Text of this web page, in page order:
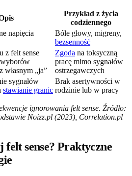
Przykład z życia
codziennego
napięcia
Bóle głowy, migreny,
bezsenność
z felt sense
własnym „ja”
Zgoda na toksyczną
pracę mimo sygnałów
ostrzegawczych
sygnałów
stawianie granic
Brak asertywności w
rodzinie lub w pracy
ignorowania felt sense. Źródło:
Noizz.pl (2023), Correlation.pl
felt sense? Praktyczne